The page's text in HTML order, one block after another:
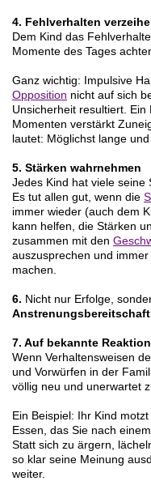
4. Fehlverhalten
Dem Kind das
Momente des Tages
Ganz wichtig: Impulsive
Opposition nicht auf sich
Unsicherheit resultiert.
Momenten verstärkt
lautet: Möglichst lange
5. Stärken wahrnehmen
Jedes Kind hat viele seine
Es tut allen gut, wenn die
immer wieder (auch dem
kann helfen, die Stärken
zusammen mit den
auszusprechen und
machen.
6. Nicht nur Erfolge,
7. Auf bekannte
Wenn Verhaltensweisen
und Vorwürfen in der
völlig neu und unerwartet
Ein Beispiel: Ihr Kind
Essen, das Sie nach
Statt sich zu ärgern,
so klar seine Meinung
weiter.